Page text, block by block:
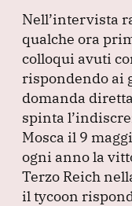
Nell’intervista
qualche ora
colloqui avuti
rispondendo ai
domanda diretta
spinta
Mosca il 9
ogni anno la
Terzo Reich
il tycoon